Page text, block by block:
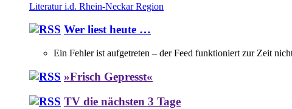
Literatur i.d. Rhein-Neckar Region
Wer liest heute …
Ein Fehler ist aufgetreten – der Feed funktioniert zur Zeit
»Frisch Gepresst«
TV die nächsten 3 Tage